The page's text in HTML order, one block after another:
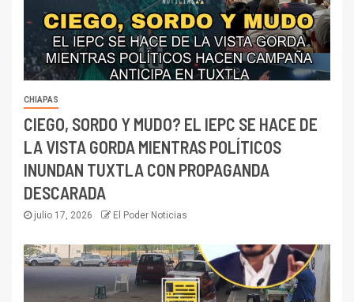
CHIAPAS
CIEGO, SORDO Y MUDO? EL IEPC SE HACE DE
LA VISTA GORDA MIENTRAS POLÍTICOS
INUNDAN TUXTLA CON PROPAGANDA
DESCARADA
julio 17, 2026 El Poder Noticias